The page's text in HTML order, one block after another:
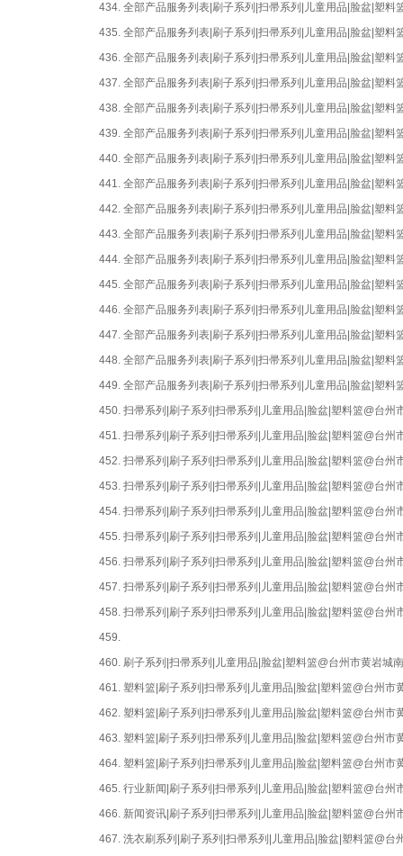
434. 全部产品服务列表|刷子系列|扫帚系列|儿童用品|脸盆|塑料
435. 全部产品服务列表|刷子系列|扫帚系列|儿童用品|脸盆|塑料
436. 全部产品服务列表|刷子系列|扫帚系列|儿童用品|脸盆|塑料
437. 全部产品服务列表|刷子系列|扫帚系列|儿童用品|脸盆|塑料
438. 全部产品服务列表|刷子系列|扫帚系列|儿童用品|脸盆|塑料
439. 全部产品服务列表|刷子系列|扫帚系列|儿童用品|脸盆|塑料
440. 全部产品服务列表|刷子系列|扫帚系列|儿童用品|脸盆|塑料
441. 全部产品服务列表|刷子系列|扫帚系列|儿童用品|脸盆|塑料
442. 全部产品服务列表|刷子系列|扫帚系列|儿童用品|脸盆|塑料
443. 全部产品服务列表|刷子系列|扫帚系列|儿童用品|脸盆|塑料
444. 全部产品服务列表|刷子系列|扫帚系列|儿童用品|脸盆|塑料
445. 全部产品服务列表|刷子系列|扫帚系列|儿童用品|脸盆|塑料
446. 全部产品服务列表|刷子系列|扫帚系列|儿童用品|脸盆|塑料
447. 全部产品服务列表|刷子系列|扫帚系列|儿童用品|脸盆|塑料
448. 全部产品服务列表|刷子系列|扫帚系列|儿童用品|脸盆|塑料
449. 全部产品服务列表|刷子系列|扫帚系列|儿童用品|脸盆|塑料
450. 扫帚系列|刷子系列|扫帚系列|儿童用品|脸盆|塑料篮@台州
451. 扫帚系列|刷子系列|扫帚系列|儿童用品|脸盆|塑料篮@台州
452. 扫帚系列|刷子系列|扫帚系列|儿童用品|脸盆|塑料篮@台州
453. 扫帚系列|刷子系列|扫帚系列|儿童用品|脸盆|塑料篮@台州
454. 扫帚系列|刷子系列|扫帚系列|儿童用品|脸盆|塑料篮@台州
455. 扫帚系列|刷子系列|扫帚系列|儿童用品|脸盆|塑料篮@台州
456. 扫帚系列|刷子系列|扫帚系列|儿童用品|脸盆|塑料篮@台州
457. 扫帚系列|刷子系列|扫帚系列|儿童用品|脸盆|塑料篮@台州
458. 扫帚系列|刷子系列|扫帚系列|儿童用品|脸盆|塑料篮@台州
459.
460. 刷子系列|扫帚系列|儿童用品|脸盆|塑料篮@台州市黄岩城
461. 塑料篮|刷子系列|扫帚系列|儿童用品|脸盆|塑料篮@台州市
462. 塑料篮|刷子系列|扫帚系列|儿童用品|脸盆|塑料篮@台州市
463. 塑料篮|刷子系列|扫帚系列|儿童用品|脸盆|塑料篮@台州市
464. 塑料篮|刷子系列|扫帚系列|儿童用品|脸盆|塑料篮@台州市
465. 行业新闻|刷子系列|扫帚系列|儿童用品|脸盆|塑料篮@台州
466. 新闻资讯|刷子系列|扫帚系列|儿童用品|脸盆|塑料篮@台州
467. 洗衣刷系列|刷子系列|扫帚系列|儿童用品|脸盆|塑料篮@台